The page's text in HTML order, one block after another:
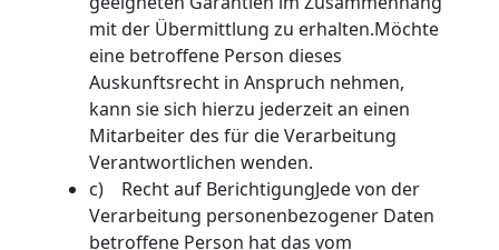
mit der Übermittlung zu erhalten.Möchte
eine betroffene Person dieses
Auskunftsrecht in Anspruch nehmen,
kann sie sich hierzu jederzeit an einen
Mitarbeiter des für die Verarbeitung
Verantwortlichen wenden.
c) Recht auf BerichtigungJede von der
Verarbeitung personenbezogener Daten
betroffene Person hat das vom